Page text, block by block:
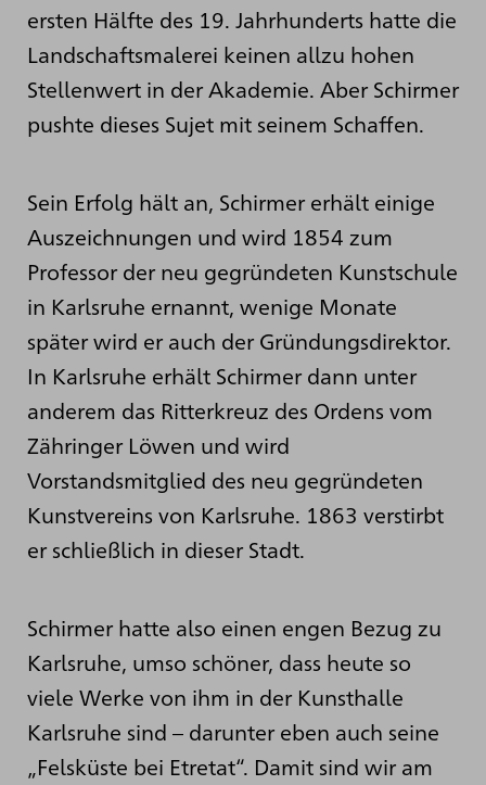
ersten Hälfte des 19. Jahrhunderts hatte die
Landschaftsmalerei keinen allzu hohen
Stellenwert in der Akademie. Aber Schirmer
pushte dieses Sujet mit seinem Schaffen.
Sein Erfolg hält an, Schirmer erhält einige
Auszeichnungen und wird 1854 zum
Professor der neu gegründeten Kunstschule
in Karlsruhe ernannt, wenige Monate
später wird er auch der Gründungsdirektor.
In Karlsruhe erhält Schirmer dann unter
anderem das Ritterkreuz des Ordens vom
Zähringer Löwen und wird
Vorstandsmitglied des neu gegründeten
Kunstvereins von Karlsruhe. 1863 verstirbt
er schließlich in dieser Stadt.
Schirmer hatte also einen engen Bezug zu
Karlsruhe, umso schöner, dass heute so
viele Werke von ihm in der Kunsthalle
Karlsruhe sind – darunter eben auch seine
„Felsküste bei Etretat“. Damit sind wir am